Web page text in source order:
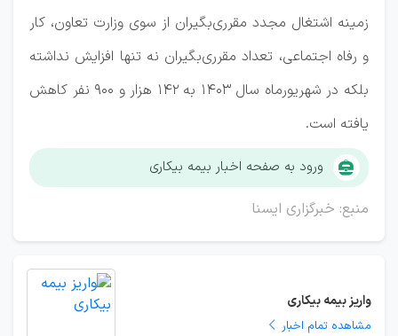
زمینه اشتغال مجدد مقرری‏‌بگیران از سوی وزارت تعاون، کار
و رفاه اجتماعی، تعداد مقرری‌بگیران نه تنها افزایش نداشته
بلکه در شهریورماه سال ۱۴۰۳ به ۱۴۲ هزار و ۹۰۰ نفر کاهش
یافته است.
ورود به صفحه اخبار بیمه بیکاری
منبع: خبرگزاری ایسنا
واریز بیمه بیکاری
مشاهده تمام اخبار